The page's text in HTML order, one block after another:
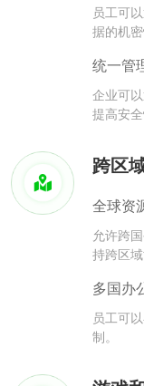
员工可
据的机密
统一管
企业可
提高安
跨区
全球资
允许跨
持跨区域
多国办
员工可
制。